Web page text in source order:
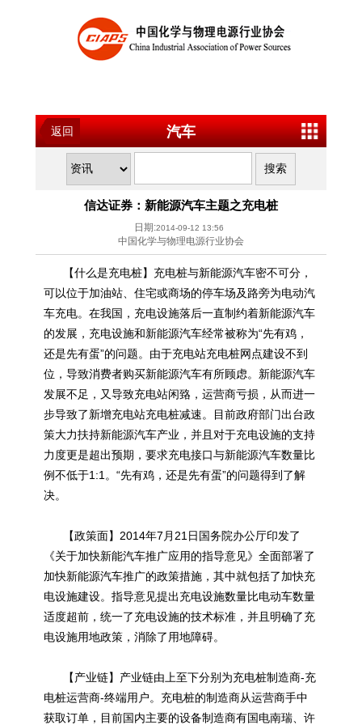
返回 汽车
信达证券：新能源汽车主题之充电桩
日期:2014-09-12 13:56
中国化学与物理电源行业协会
【什么是充电桩】充电桩与新能源汽车密不可分，
可以位于加油站、住宅或商场的停车场及路旁为电动汽
车充电。在我国，充电设施落后一直制约着新能源汽车
的发展，充电设施和新能源汽车经常被称为“先有鸡，
还是先有蛋”的问题。由于充电站充电桩网点建设不到
位，导致消费者购买新能源汽车有所顾虑。新能源汽车
发展不足，又导致充电站闲臵，运营商亏损，从而进一
步导致了新增充电站充电桩减速。目前政府部门出台政
策大力扶持新能源汽车产业，并且对于充电设施的支持
力度更是超出预期，要求充电接口与新能源汽车数量比
例不低于1:1。“先有鸡，还是先有蛋”的问题得到了解
决。
【政策面】2014年7月21日国务院办公厅印发了
《关于加快新能汽车推广应用的指导意见》全面部署了
加快新能源汽车推广的政策措施，其中就包括了加快充
电设施建设。指导意见提出充电设施数量比电动车数量
适度超前，统一了充电设施的技术标准，并且明确了充
电设施用地政策，消除了用地障碍。
【产业链】产业链由上至下分别为充电桩制造商-充
电桩运营商-终端用户。充电桩的制造商从运营商手中
获取订单，目前国内主要的设备制造商有国电南瑞、许